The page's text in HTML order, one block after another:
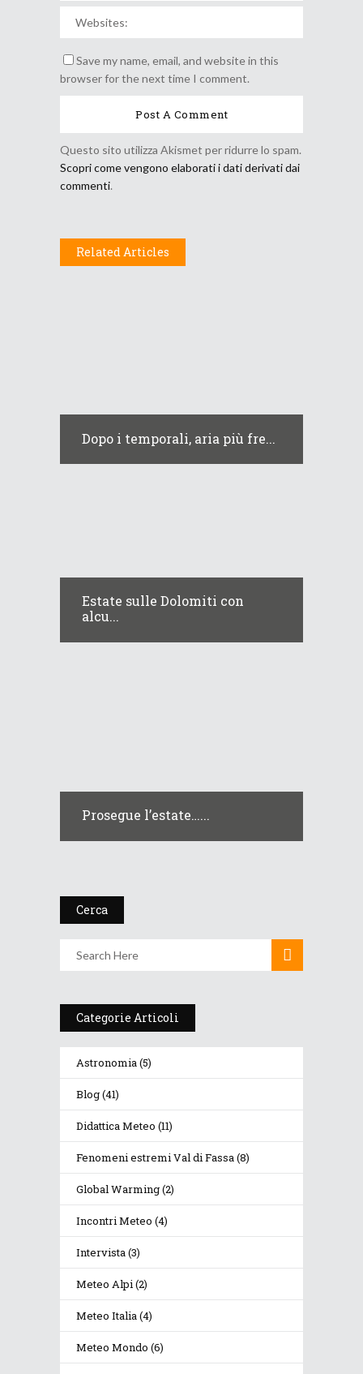
Save my name, email, and website in this
browser for the next time I comment.
Questo sito utilizza Akismet per ridurre lo spam.
Scopri come vengono elaborati i dati derivati dai
commenti.
Related Articles
Dopo i temporali, aria più fre...
Estate sulle Dolomiti con
alcu...
Prosegue l’estate…...
Cerca
Categorie Articoli
Astronomia(5)
Blog(41)
Didattica Meteo (11)
Fenomeni estremi Val di Fassa(8)
Global Warming(2)
Incontri Meteo (4)
Intervista(3)
Meteo Alpi(2)
Meteo Italia(4)
Meteo Mondo (6)